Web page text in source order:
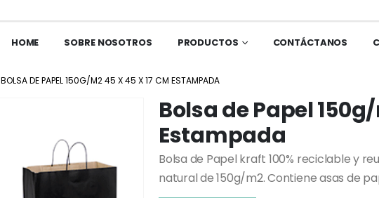
HOME SOBRE NOSOTROS PRODUCTOS CONTÁCTANOS
BOLSA DE PAPEL 150G/M2 45 X 45 X 17 CM ESTAMPADA
Bolsa de Papel
Estampada
Bolsa de Papel kraft 100% reciclable y
natural de 150g/m2. Contiene asas de